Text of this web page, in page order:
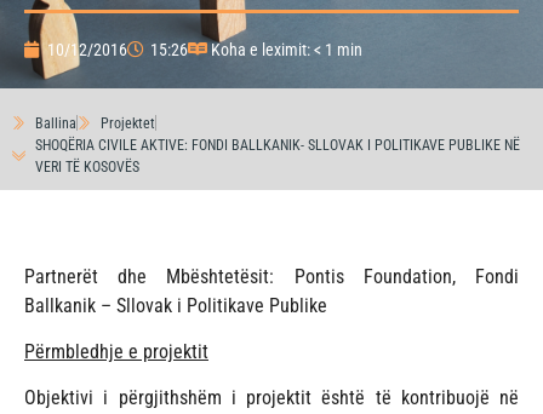
10/12/2016 15:26 Koha e leximit: < 1 min
Ballina
Projektet
SHOQËRIA CIVILE AKTIVE: FONDI BALLKANIK- SLLOVAK I POLITIKAVE PUBLIKE NË
VERI TË KOSOVËS
Partnerët dhe Mbështetësit: Pontis Foundation, Fondi
Ballkanik – Sllovak i Politikave Publike
Përmbledhje e projektit
Objektivi i përgjithshëm i projektit është të kontribuojë në